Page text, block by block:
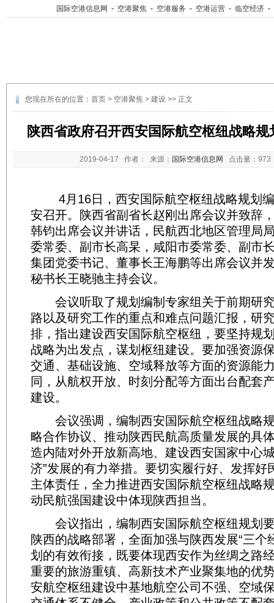
国际空港信息网 - 空港聚焦 - 空港服务 - 空港运营 - 临空经济 -
您现在所在的位置： 首页 > 空港聚焦 > 建设 >> 正文
陕西省政府召开西安国际航空枢纽战略
2019-04-17 作者： 来源： 国际空港信息网 点击量：
4月16日，西安国际航空枢纽战略规划编
安召开。陕西省副省长赵刚出席会议并致辞
韩钧出席会议并讲话，民航西北地区管理局
委常委、副市长高杲，咸阳市委常委、副市
集团党委书记、董事长王海鹏等出席会议并
秘书长王晓驰主持会议。
会议听取了规划编制专家组关于前期研
路以及研究工作的重点和难点问题汇报，研
排，指出建设西安国际航空枢纽，要坚持规
战略为出发点，谋划枢纽建设。要加强资源
交通、基础设施、空域释放等方面的资源能
同，从航权开放、时刻分配等方面出台配套
建设。
会议强调，编制西安国际航空枢纽战略
略合作协议、推动陕西民航高质量发展的具
造内陆对外开放新高地、建设西安国家中心
济”发展的有力举措。要切实履行好、发挥好
主体责任，全力推进西安国际航空枢纽战略
动民航强国建设中体现陕西担当。
会议指出，编制西安国际航空枢纽规划
陕西的战略部署，全面加强与陕西发展“三个
划的有效衔接，既要体现西安作为丝绸之路
重要的旅游重镇、高新技术产业聚集地的优
安航空枢纽建设中基地航空公司不强、空域